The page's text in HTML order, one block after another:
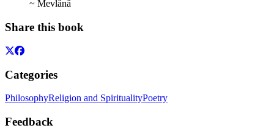
~ Mevlânâ
Share this book
Categories
PhilosophyReligion and SpiritualityPoetry
Feedback